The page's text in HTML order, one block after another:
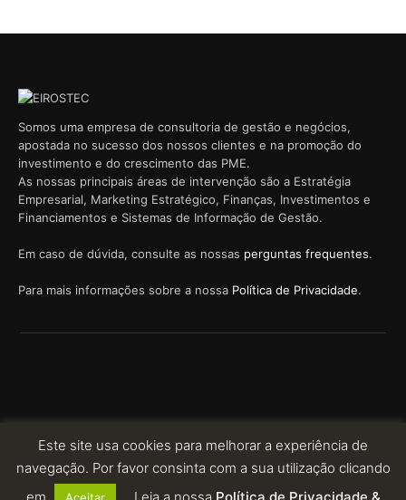
Somos uma empresa de consultoria de gestão e negócios,
apostada no sucesso dos nossos clientes e na promoção do
investimento e do crescimento das PME.
As nossas principais áreas de intervenção são a Estratégia
Empresarial, Marketing Estratégico, Finanças, Investimentos e
Financiamentos e Sistemas de Informação de Gestão.
Em caso de dúvida, consulte as nossas perguntas frequentes.
Para mais informações sobre a nossa Política de Privacidade.
Este site usa cookies para melhorar a experiência de
navegação. Por favor consinta com a sua utilização clicando